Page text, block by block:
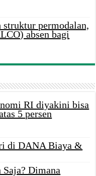
struktur permodalan,
absen bagi
RI diyakini bisa
5 persen
di DANA Biaya &
Dimana